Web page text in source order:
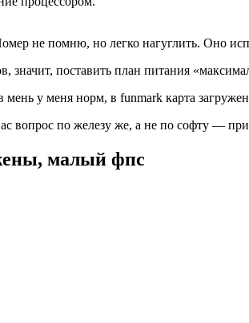
не помню, но легко нагуглить. Оно
поставить план питания
у меня норм, в funmark карта
вопрос по железу же, а не по софту —
малый фпс